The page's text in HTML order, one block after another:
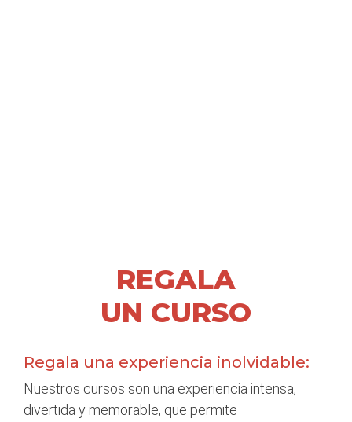
REGALA
UN CURSO
Regala una experiencia inolvidable:
Nuestros cursos son una experiencia intensa,
divertida y memorable, que permite